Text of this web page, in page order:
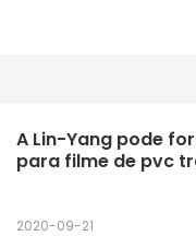
A Lin-Yang pode
para filme de pvc
2020-09-21